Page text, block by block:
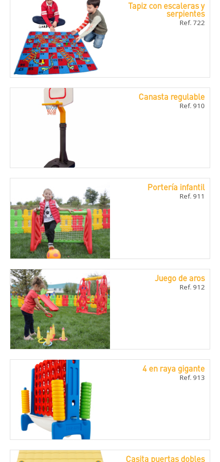
Tapiz con escaleras y
serpientes
Ref. 722
Canasta regulable
Ref. 910
Portería infantil
Ref. 911
Juego de aros
Ref. 912
4 en raya gigante
Ref. 913
Casita puertas dobles